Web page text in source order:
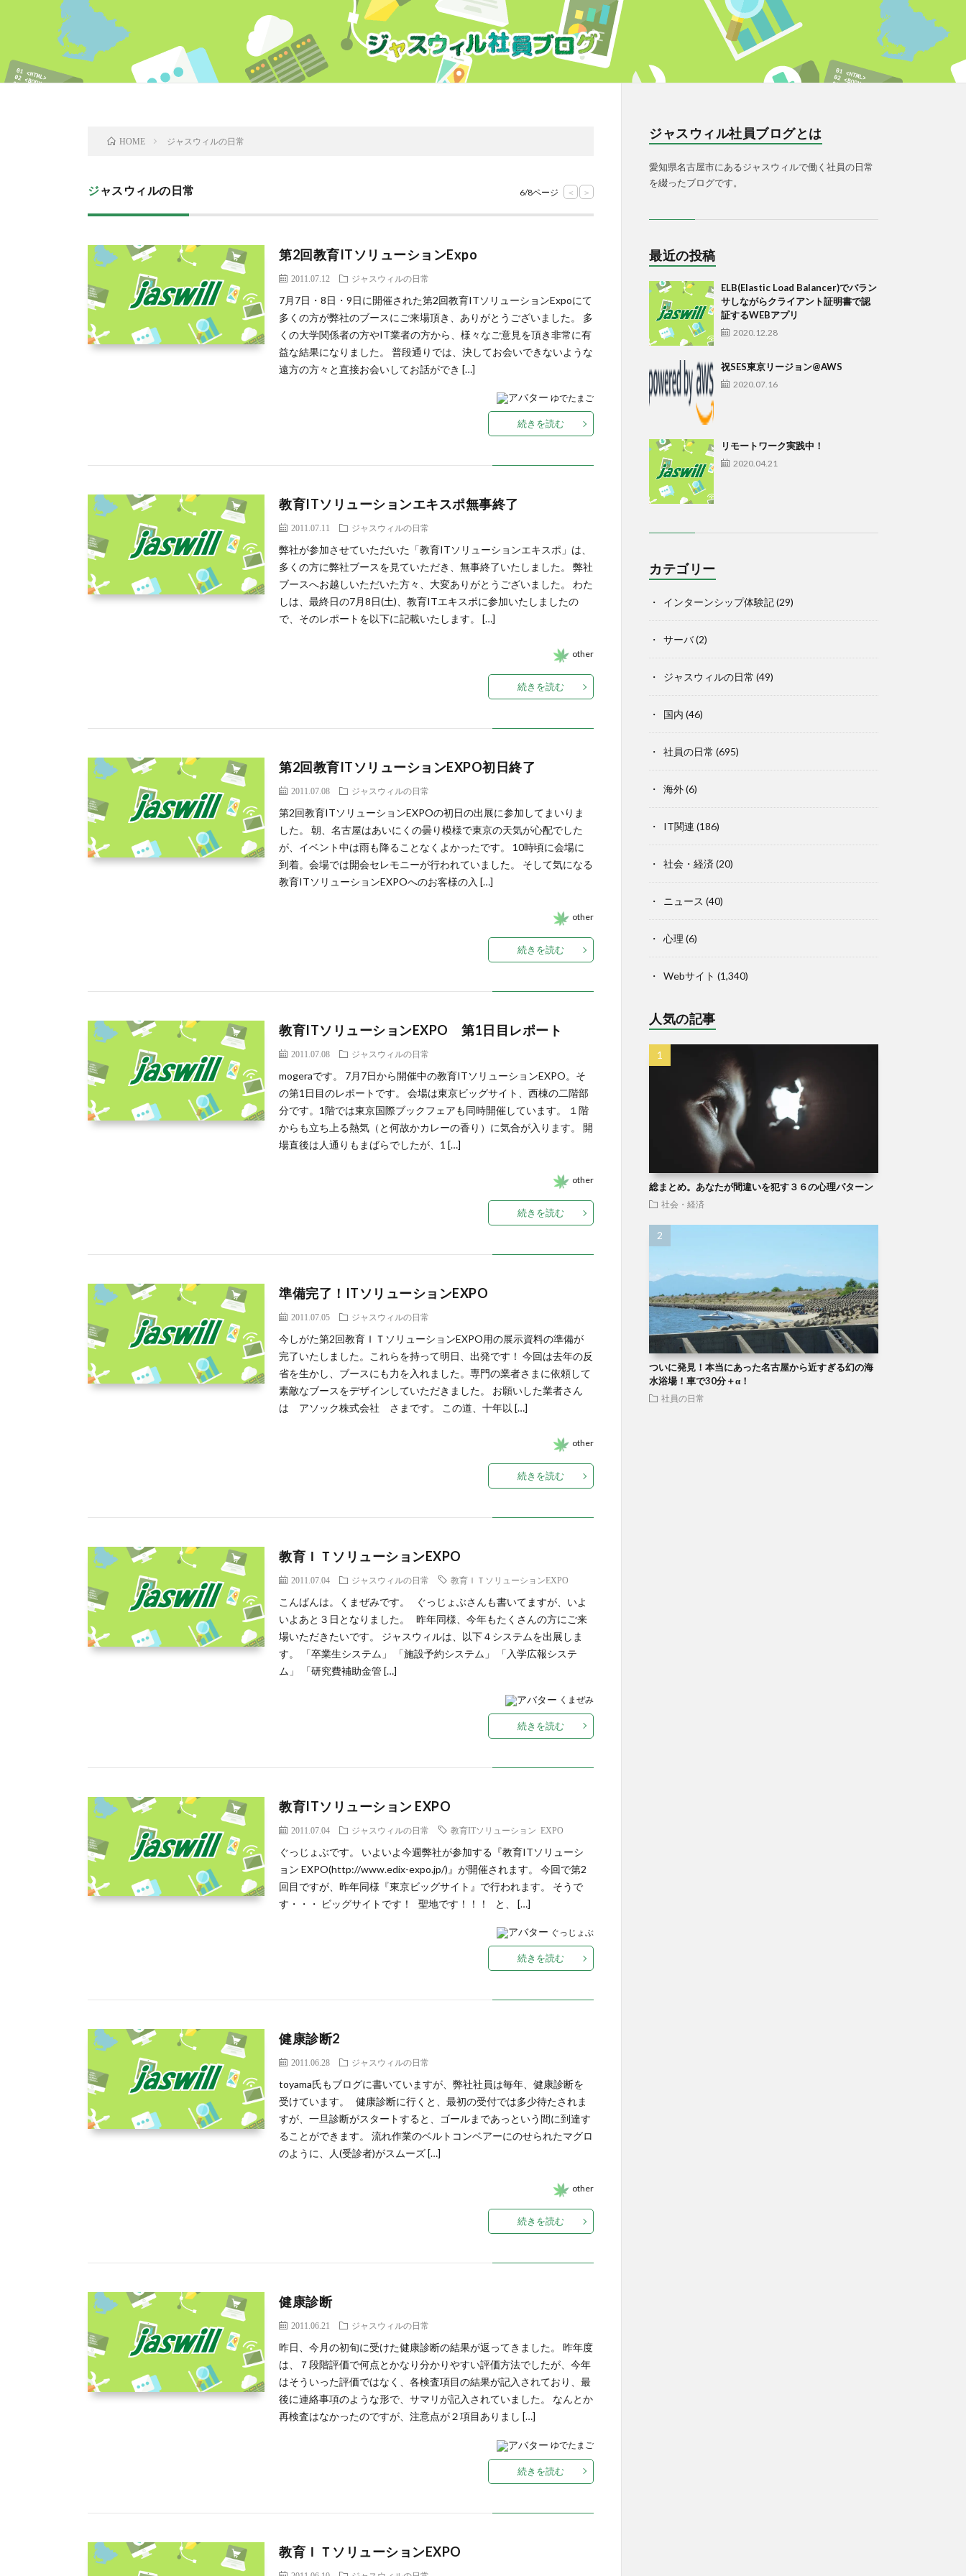
HOME ジャスウィルの日常
ジャスウィルの日常 6/8ページ < >
第2回教育ITソリューションExpo
2011.07.12 ジャスウィルの日常
7月7日・8日・9日に開催された第2回教育ITソリューションExpoにて
多くの方が弊社のブースにご来場頂き、ありがとうございました。 多
くの大学関係者の方やIT業者の方から、様々なご意見を頂き非常に有
益な結果になりました。 普段通りでは、決してお会いできないような
遠方の方々と直接お会いしてお話ができ […]
ゆでたまご
続きを読む
教育ITソリューションエキスポ無事終了
2011.07.11 ジャスウィルの日常
弊社が参加させていただいた「教育ITソリューションエキスポ」は、
多くの方に弊社ブースを見ていただき、無事終了いたしました。 弊社
ブースへお越しいただいた方々、大変ありがとうございました。 わた
しは、最終日の7月8日(土)、教育ITエキスポに参加いたしましたの
で、そのレポートを以下に記載いたします。 […]
other
続きを読む
第2回教育ITソリューションEXPO初日終了
2011.07.08 ジャスウィルの日常
第2回教育ITソリューションEXPOの初日の出展に参加してまいりま
した。 朝、名古屋はあいにくの曇り模様で東京の天気が心配でした
が、イベント中は雨も降ることなくよかったです。 10時頃に会場に
到着。会場では開会セレモニーが行われていました。 そして気になる
教育ITソリューションEXPOへのお客様の入 […]
other
続きを読む
教育ITソリューションEXPO 第1日目レポート
2011.07.08 ジャスウィルの日常
mogeraです。 7月7日から開催中の教育ITソリューションEXPO。そ
の第1日目のレポートです。 会場は東京ビッグサイト、西棟の二階部
分です。1階では東京国際ブックフェアも同時開催しています。 １階
からも立ち上る熱気（と何故かカレーの香り）に気合が入ります。 開
場直後は人通りもまばらでしたが、1 […]
other
続きを読む
準備完了！ITソリューションEXPO
2011.07.05 ジャスウィルの日常
今しがた第2回教育ＩＴソリューションEXPO用の展示資料の準備が
完了いたしました。これらを持って明日、出発です！ 今回は去年の反
省を生かし、ブースにも力を入れました。専門の業者さまに依頼して
素敵なブースをデザインしていただきました。 お願いした業者さん
は アソック株式会社 さまです。 この道、十年以 […]
other
続きを読む
教育ＩＴソリューションEXPO
2011.07.04 ジャスウィルの日常 教育ＩＴソリューションEXPO
こんばんは。くまぜみです。 ぐっじょぶさんも書いてますが、いよ
いよあと３日となりました。 昨年同様、今年もたくさんの方にご来
場いただきたいです。 ジャスウィルは、以下４システムを出展しま
す。 「卒業生システム」 「施設予約システム」 「入学広報システ
ム」 「研究費補助金管 […]
くまぜみ
続きを読む
教育ITソリューション EXPO
2011.07.04 ジャスウィルの日常 教育ITソリューション EXPO
ぐっじょぶです。 いよいよ今週弊社が参加する『教育ITソリューシ
ョン EXPO(http://www.edix-expo.jp/)』が開催されます。 今回で第2
回目ですが、昨年同様『東京ビッグサイト』で行われます。 そうで
す・・・ ビッグサイトです！ 聖地です！！！ と、 […]
ぐっじょぶ
続きを読む
健康診断2
2011.06.28 ジャスウィルの日常
toyama氏もブログに書いていますが、弊社社員は毎年、健康診断を
受けています。 健康診断に行くと、最初の受付では多少待たされま
すが、一旦診断がスタートすると、ゴールまであっという間に到達す
ることができます。 流れ作業のベルトコンベアーにのせられたマグロ
のように、人(受診者)がスムーズ […]
other
続きを読む
健康診断
2011.06.21 ジャスウィルの日常
昨日、今月の初旬に受けた健康診断の結果が返ってきました。 昨年度
は、７段階評価で何点とかなり分かりやすい評価方法でしたが、今年
はそういった評価ではなく、各検査項目の結果が記入されており、最
後に連絡事項のような形で、サマリが記入されていました。 なんとか
再検査はなかったのですが、注意点が２項目ありまし […]
ゆでたまご
続きを読む
教育ＩＴソリューションEXPO
ジャスウィル社員ブログとは
愛知県名古屋市にあるジャスウィルで働く社員の日常
を綴ったブログです。
最近の投稿
ELB(Elastic Load Balancer)でバラン
サしながらクライアント証明書で認
証するWEBアプリ
2020.12.28
祝SES東京リージョン@AWS
2020.07.16
リモートワーク実践中！
2020.04.21
カテゴリー
インターンシップ体験記(29)
サーバ(2)
ジャスウィルの日常 (49)
国内 (46)
社員の日常 (695)
海外(6)
IT関連 (186)
社会・経済(20)
ニュース (40)
心理 (6)
Webサイト (1,340)
人気の記事
総まとめ。あなたが間違いを犯す３６の心理パターン
社会・経済
ついに発見！本当にあった名古屋から近すぎる幻の海
水浴場！車で30分＋α！
社員の日常